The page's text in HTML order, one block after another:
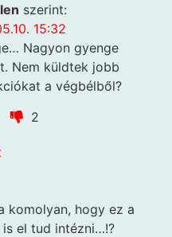
szerint:
15:32
Nagyon gyenge
Nem küldtek jobb
a végbélből?
2
komolyan, hogy ez a
is el tud intézni…!?